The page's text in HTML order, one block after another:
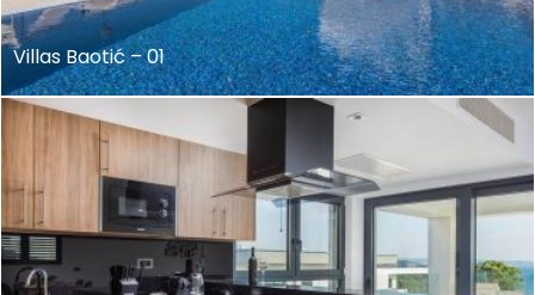
Villas Baotić – 01